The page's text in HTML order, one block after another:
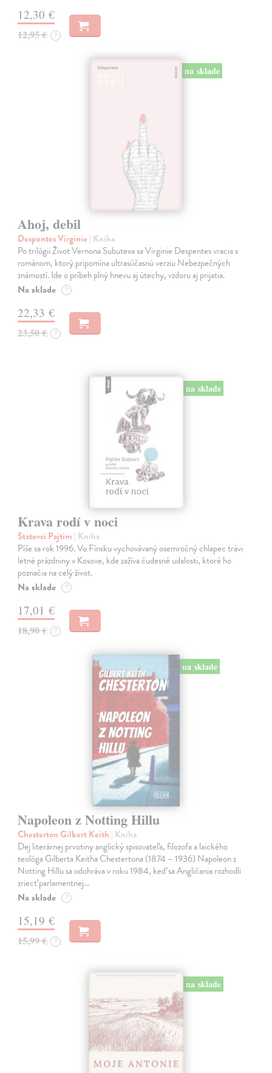
12,30 €
12,95 € ?
na sklade
Ahoj, debil
Despentes Virginie | Kniha
Po trilógii Život Vernona Subutexa sa Virginie Despentes vracia s
románom, ktorý pripomína ultrasúčasnú verziu Nebezpečných
známostí. Ide o príbeh plný hnevu aj útechy, vzdoru aj prijatia.
Na sklade ?
22,33 €
23,50 € ?
na sklade
Krava rodí v noci
Statovci Pajtim | Kniha
Píše sa rok 1996. Vo Fínsku vychovávaný osemročný chlapec trávi
letné prázdniny v Kosove, kde zažíva čudesné udalosti, ktoré ho
poznačia na celý život.
Na sklade ?
17,01 €
18,90 € ?
na sklade
Napoleon z Notting Hillu
Chesterton Gilbert Keith | Kniha
Dej literárnej prvotiny anglický spisovateľa, filozofa a laického
teológa Gilberta Keitha Chestertona (1874 – 1936) Napoleon z
Notting Hillu sa odohráva v roku 1984, keď sa Angličania rozhodli
zriecť parlamentnej…
Na sklade ?
15,19 €
15,99 € ?
na sklade